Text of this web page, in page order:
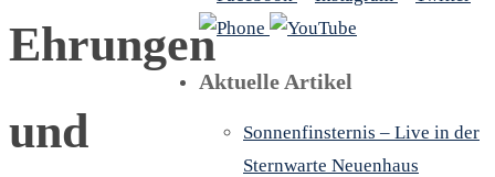
Ehrungen
und
Aktuelle Artikel
Sonnenfinsternis – Live in der
Sternwarte Neuenhaus